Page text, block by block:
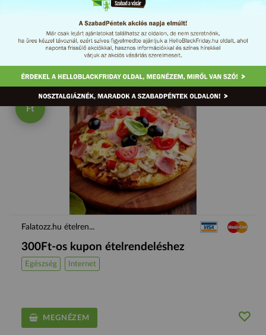
MEGNÉZEM
Ft
Falatozz.hu ételren...
300Ft-os kupon ételrendeléshez
Egészség Internet
MEGNÉZEM